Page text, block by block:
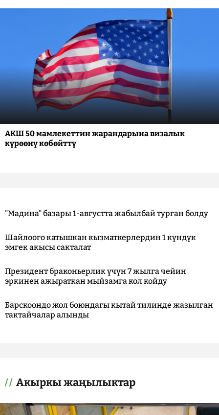
АКШ 50 мамлекеттин жарандарына визалык
күрөөнү көбөйттү
"Мадина" базары 1-августта жабылбай турган болду
Шайлоого катышкан кызматкерлердин 1 күндүк
эмгек акысы сакталат
Президент браконьерлик үчүн 7 жылга чейин
эркинен ажыраткан мыйзамга кол койду
Барскоондо жол боюндагы кытай тилинде жазылган
тактайчалар алынды
Акыркы жаңылыктар